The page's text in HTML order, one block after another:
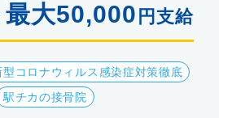
最大50,000 円支給
型コロナウィルス感染症対策徹底
駅チカの接骨院